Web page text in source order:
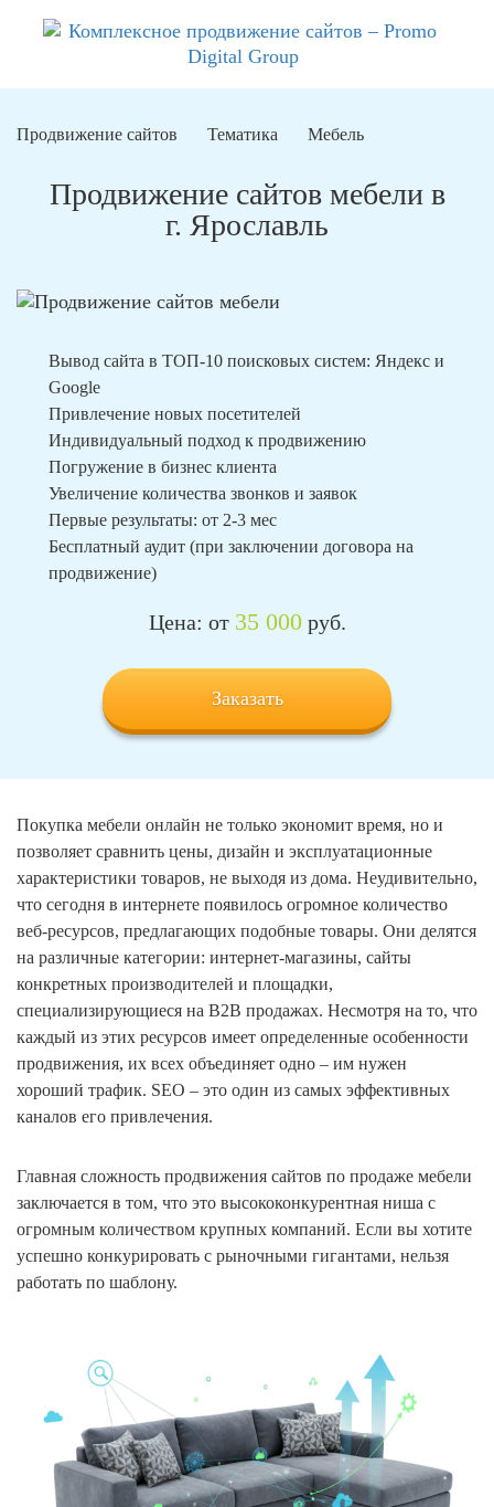
Продвижение сайтов Тематика Мебель
Продвижение сайтов мебели в
г. Ярославль
Вывод сайта в ТОП-10 поисковых систем: Яндекс и
Google
Привлечение новых посетителей
Индивидуальный подход к продвижению
Погружение в бизнес клиента
Увеличение количества звонков и заявок
Первые результаты: от 2-3 мес
Бесплатный аудит (при заключении договора на
продвижение)
Цена: от 35 000руб.
Заказать
Покупка мебели онлайн не только экономит время, но и
позволяет сравнить цены, дизайн и эксплуатационные
характеристики товаров, не выходя из дома. Неудивительно,
что сегодня в интернете появилось огромное количество
веб-ресурсов, предлагающих подобные товары. Они делятся
на различные категории: интернет-магазины, сайты
конкретных производителей и площадки,
специализирующиеся на B2B продажах. Несмотря на то, что
каждый из этих ресурсов имеет определенные особенности
продвижения, их всех объединяет одно – им нужен
хороший трафик. SEO – это один из самых эффективных
каналов его привлечения.
Главная сложность продвижения сайтов по продаже мебели
заключается в том, что это высококонкурентная ниша с
огромным количеством крупных компаний. Если вы хотите
успешно конкурировать с рыночными гигантами, нельзя
работать по шаблону.